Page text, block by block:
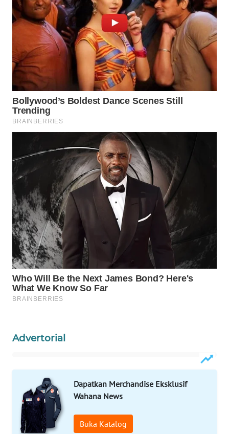
Advertorial
Dapatkan Merchandise Eksklusif
Wahana News
Buka Katalog
WAHANA
TRAVEL
WAHANA
TV
WAHANANEWS
ID
WAHANANEWS
WAHANANEWS
WAHANA
SPORT
WAHANA
UMKM
WAHANA
SELEB
WAHANA
HEALTH
WAHANA